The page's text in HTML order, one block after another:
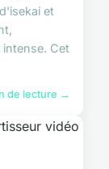
et
Cet
de lecture →